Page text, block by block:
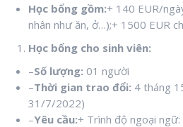
Học bổng gồm:+ 140 EUR/
nhân như ăn, ở…);+ 1500 EUR
Học bổng cho sinh viên:
–Số lượng: 01 người
–Thời gian trao đổi: 4 tháng
31/7/2022)
–Yêu cầu:+ Trình độ ngoại